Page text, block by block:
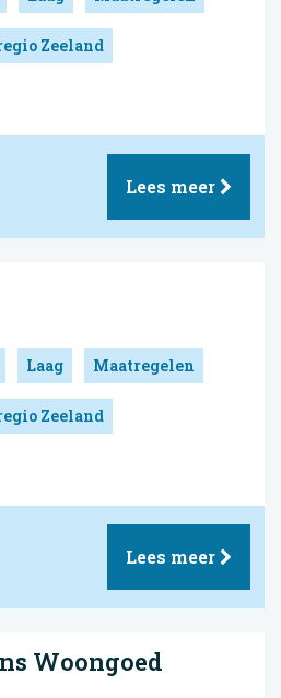
Zeeland
Lees meer
Laag Maatregelen
Zeeland
Lees meer
Woongoed